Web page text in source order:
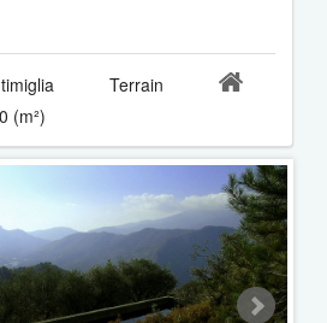
Terrain
(m²)